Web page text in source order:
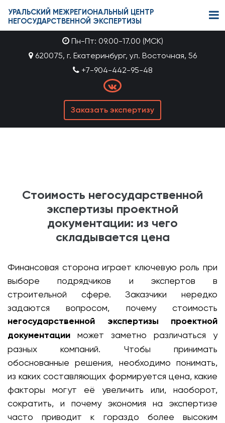
УРАЛЬСКИЙ МЕЖРЕГИОНАЛЬНЫЙ ЦЕНТР
НЕГОСУДАРСТВЕННОЙ ЭКСПЕРТИЗЫ
Пн-Пт: 09.00-17.00 (МСК)
620075, г. Екатеринбург, ул. Восточная, 56
+7-904-442-95-48
Заказать экспертизу
Стоимость негосударственной
экспертизы проектной
документации: из чего
складывается цена
Финансовая сторона играет ключевую роль при
выборе подрядчиков и экспертов в
строительной сфере. Заказчики нередко
задаются вопросом, почему стоимость
негосударственной экспертизы проектной
документации может заметно различаться у
разных компаний. Чтобы принимать
обоснованные решения, необходимо понимать,
из каких составляющих формируется цена, какие
факторы могут её увеличить или, наоборот,
сократить, и почему экономия на экспертизе
часто приводит к гораздо более высоким